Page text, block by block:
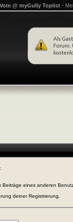
Vote @ myGully Toplist -
eines anderen
deiner Registrierung.